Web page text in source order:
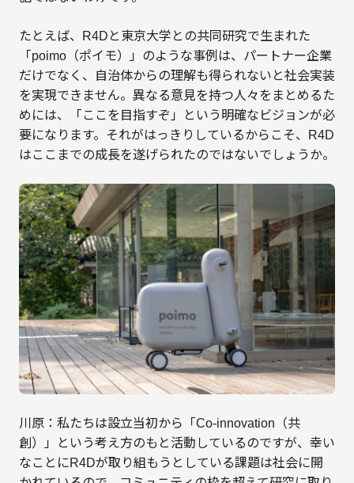
たとえば、R4Dと東京大学との共同研究で生まれた
「poimo（ポイモ）」のような事例は、パートナー企業
だけでなく、自治体からの理解も得られないと社会実装
を実現できません。異なる意見を持つ人々をまとめるた
めには、「ここを目指すぞ」という明確なビジョンが必
要になります。それがはっきりしているからこそ、R4D
はここまでの成長を遂げられたのではないでしょうか。
川原：私たちは設立当初から「Co-innovation（共
創）」という考え方のもと活動しているのですが、幸い
なことにR4Dが取り組もうとしている課題は社会に開